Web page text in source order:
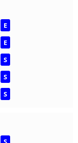
E
E
S
S
S